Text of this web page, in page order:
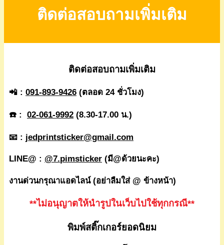
ติดต่อสอบถามเพิ่มเติม
ติดต่อสอบถามเพิ่มเติม
📲 : 091-893-9426 (ตลอด 24 ชั่วโมง)
☎️ : 02-061-9992 (8.30-17.00 น.)
📧 : jedprintsticker@gmail.com
LINE@ : @7.pimsticker (มี@ด้วยนะคะ)
งานด่วนกรุณาแอดไลน์ (อย่าลืมใส่ @ ข้างหน้า)
**ไม่อนุญาตให้นำรูปในเว็บไปใช้ทุกกรณี**
พิมพ์สติ๊กเกอร์ยอดนิยม